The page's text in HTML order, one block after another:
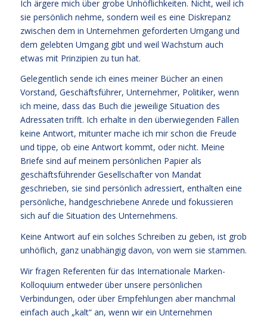
Ich ärgere mich über grobe Unhöflichkeiten. Nicht, weil ich
sie persönlich nehme, sondern weil es eine Diskrepanz
zwischen dem in Unternehmen geforderten Umgang und
dem gelebten Umgang gibt und weil Wachstum auch
etwas mit Prinzipien zu tun hat.
Gelegentlich sende ich eines meiner Bücher an einen
Vorstand, Geschäftsführer, Unternehmer, Politiker, wenn
ich meine, dass das Buch die jeweilige Situation des
Adressaten trifft. Ich erhalte in den überwiegenden Fällen
keine Antwort, mitunter mache ich mir schon die Freude
und tippe, ob eine Antwort kommt, oder nicht. Meine
Briefe sind auf meinem persönlichen Papier als
geschäftsführender Gesellschafter von Mandat
geschrieben, sie sind persönlich adressiert, enthalten eine
persönliche, handgeschriebene Anrede und fokussieren
sich auf die Situation des Unternehmens.
Keine Antwort auf ein solches Schreiben zu geben, ist grob
unhöflich, ganz unabhängig davon, von wem sie stammen.
Wir fragen Referenten für das Internationale Marken-
Kolloquium entweder über unsere persönlichen
Verbindungen, oder über Empfehlungen aber manchmal
einfach auch „kalt“ an, wenn wir ein Unternehmen